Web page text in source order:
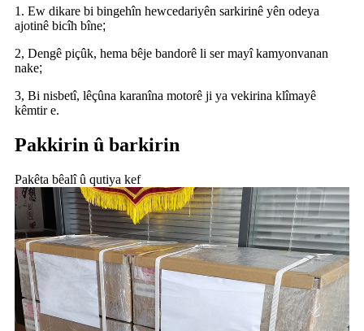
1. Ew dikare bi bingehîn hewcedariyên sarkirinê yên odeya
ajotinê bicîh bîne;
2, Dengê piçûk, hema bêje bandorê li ser mayî kamyonvanan
nake;
3, Bi nisbetî, lêçûna karanîna motorê ji ya vekirina klîmayê
kêmtir e.
Pakkirin û barkirin
Pakêta bêalî û qutiya kef